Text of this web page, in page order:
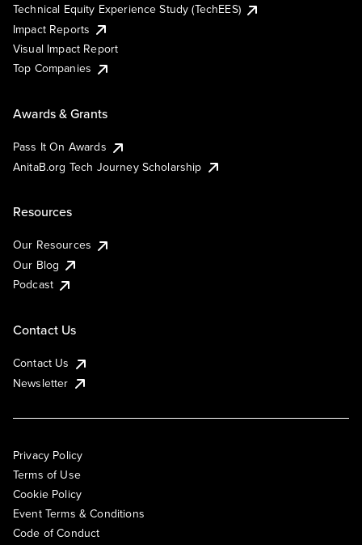
Technical Equity Experience Study (TechEES)
Impact Reports
Visual Impact Report
Top Companies
Awards & Grants
Pass It On Awards
AnitaB.org Tech Journey Scholarship
Resources
Our Resources
Our Blog
Podcast
Contact Us
Contact Us
Newsletter
Privacy Policy
Terms of Use
Cookie Policy
Event Terms & Conditions
Code of Conduct